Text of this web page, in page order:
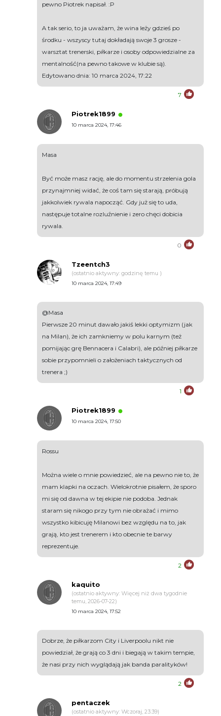
pewno Piotrek napisał. :P
A tak serio, to ja uważam, że wina leży gdzieś po
środku - wszyscy tutaj dokładają swoje 3 grosze -
warsztat trenerski, piłkarze i osoby odpowiedzialne za
mentalność(na pewno takowe w klubie są).
Edytowano dnia: 10 marca 2024, 17:22
7
Piotrek1899
10 marca 2024, 17:46
Masa
Być może masz rację, ale do momentu strzelenia gola
przynajmniej widać, że coś tam się starają, próbują
jakkolwiek rywala napocząć. Gdy już się to uda,
następuje totalne rozluźnienie i zero chęci dobicia
rywala.
0
Tzeentch3
(ostatnio aktywny: godzinę temu )
10 marca 2024, 17:49
@Masa
Pierwsze 20 minut dawało jakiś lekki optymizm (jak
na Milan), że ich zamkniemy w polu karnym (też
pomijając grę Bennacera i Calabri), ale później piłkarze
sobie przypomnieli o założeniach taktycznych od
trenera ;)
1
Piotrek1899
10 marca 2024, 17:50
Rossu
Można wiele o mnie powiedzieć, ale na pewno nie to, że
mam klapki na oczach. Wielokrotnie pisałem, że sporo
mi się od dawna w tej ekipie nie podoba. Jednak
staram się nikogo przy tym nie obrażać i mimo
wszystko kibicuję Milanowi bez względu na to, jak
grają, kto jest trenerem i kto obecnie te barwy
reprezentuje.
2
kaquito
(ostatnio aktywny: Więcej niż dwa tygodnie
temu, 2026-07-22)
10 marca 2024, 17:52
Dobrze, że piłkarzom City i Liverpoolu nikt nie
powiedział, że grają co 3 dni i biegają w takim tempie,
że nasi przy nich wyglądają jak banda paralityków!
2
pentaczek
(ostatnio aktywny: Wczoraj, 23:39)